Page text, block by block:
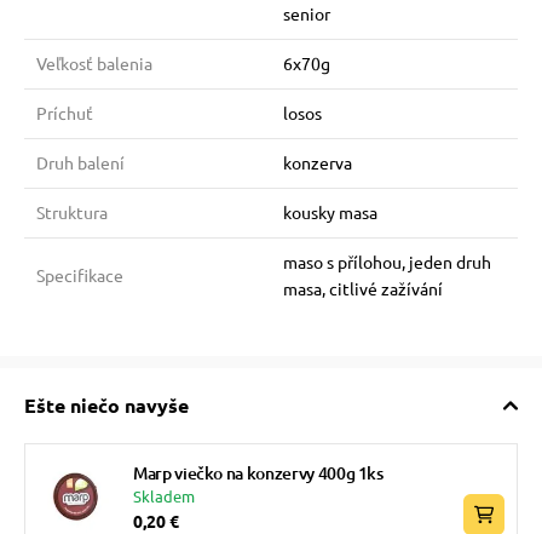
senior
Veľkosť balenia 6x70g
Príchuť losos
Druh balení konzerva
Struktura kousky masa
Specifikace
maso s přílohou, jeden druh
masa, citlivé zažívání
Ešte niečo navyše
Marp viečko na konzervy 400g 1ks
Skladem
0,20 €